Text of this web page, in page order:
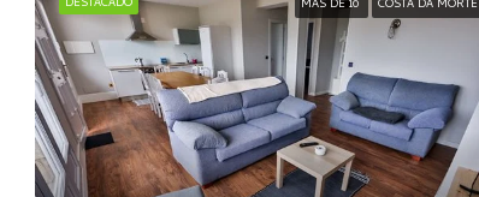
MÁS DE 10 COSTA DA MORTE